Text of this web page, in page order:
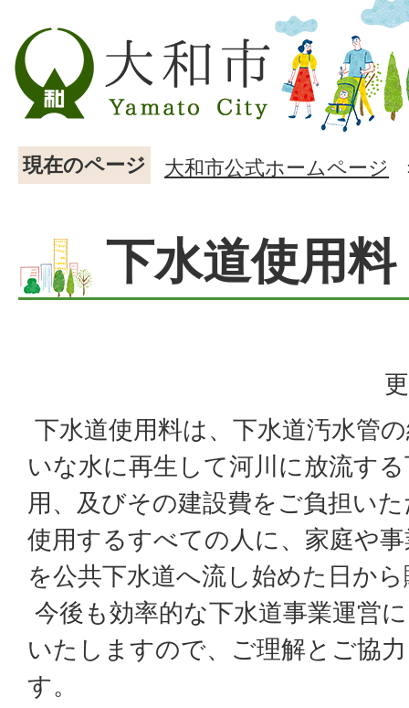
現在のページ 大和市公式ホームページ
下水道使用料
下水道使用料は、下水道汚水管
いな水に再生して河川に放流す
用、及びその建設費をご負担い
使用するすべての人に、家庭や
を公共下水道へ流し始めた日か
今後も効率的な下水道事業運営
いたしますので、ご理解とご協
す。